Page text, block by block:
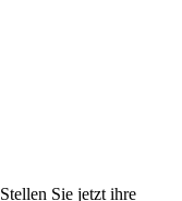
Sie jetzt ihre